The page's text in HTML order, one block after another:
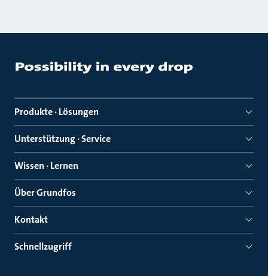
Produkte · Lösungen
Unterstützung · Service
Wissen · Lernen
Über Grundfos
Kontakt
Schnellzugriff